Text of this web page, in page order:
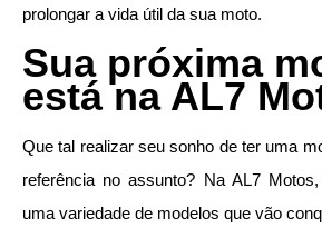
prolongar a vida útil da sua moto.
Sua próxima
está na AL7
Que tal realizar seu sonho de ter uma
referência no assunto? Na AL7
uma variedade de modelos que vão